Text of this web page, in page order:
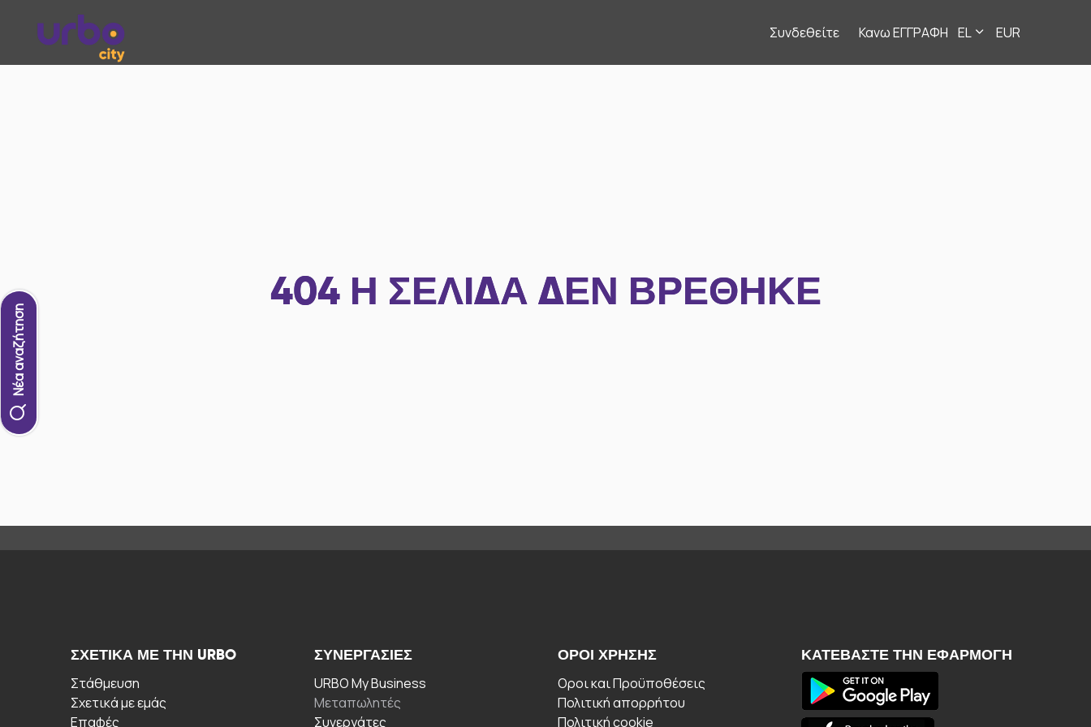
Συνδεθείτε Κανω ΕΓΓΡΑΦΗ EL EUR
Νέα αναζήτηση
404 Η ΣΕΛΊΔΑ ΔΕΝ ΒΡΈΘΗΚΕ
ΣΧΕΤΙΚΆ ΜΕ ΤΗΝ URBO
Στάθμευση
Σχετικά με εμάς
Επαφές
ΣΥΝΕΡΓΑΣΊΕΣ
URBO My Business
Μεταπωλητές
Συνεργάτες
ΟΡΟΙ ΧΡΉΣΗΣ
Οροι και Προϋποθέσεις
Πολιτική απορρήτου
Πολιτική cookie
ΚΑΤΕΒΆΣΤΕ ΤΗΝ ΕΦΑΡΜΟΓΉ